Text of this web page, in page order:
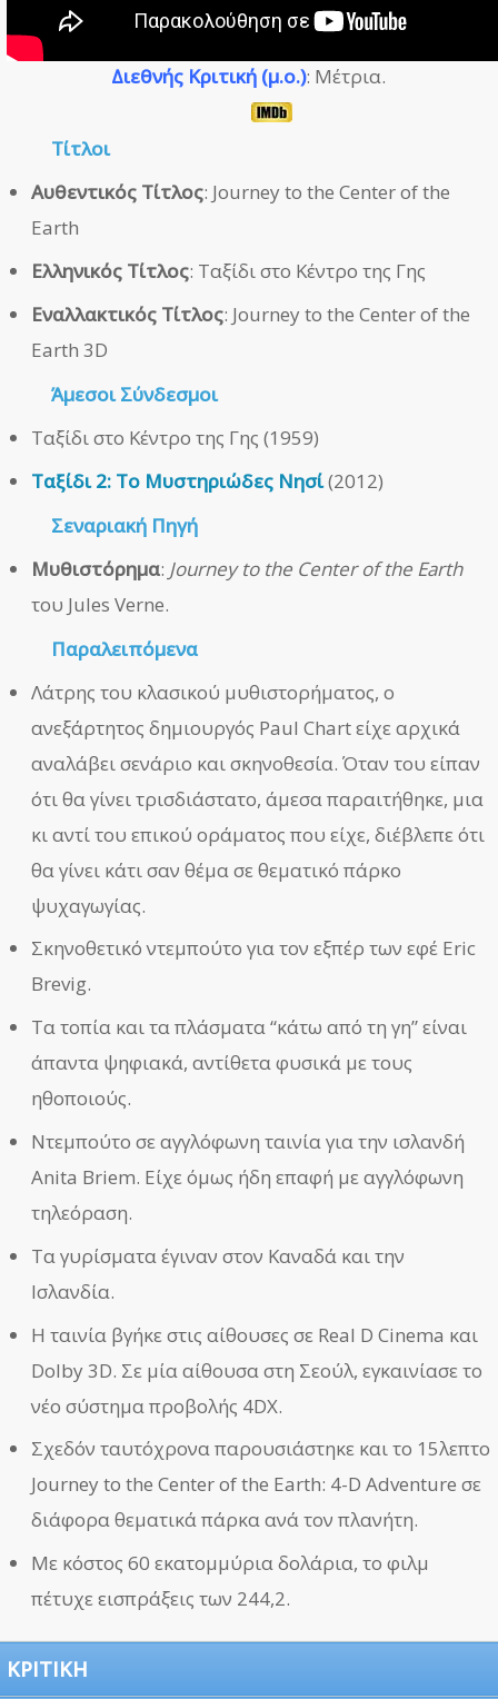
Διεθνής Κριτική (μ.ο.): Μέτρια.
Τίτλοι
Αυθεντικός Τίτλος: Journey to the Center of the
Earth
Ελληνικός Τίτλος: Ταξίδι στο Κέντρο της Γης
Εναλλακτικός Τίτλος: Journey to the Center of the
Earth 3D
ΆμεσοιΣύνδεσμοι
Ταξίδι στο Κέντρο της Γης (1959)
Ταξίδι 2: Το Μυστηριώδες Νησί(2012)
Σεναριακή Πηγή
Μυθιστόρημα: Journey to the Center of the Earth
του Jules Verne.
Παραλειπόμενα
Λάτρης του κλασικού μυθιστορήματος, ο
ανεξάρτητος δημιουργός Paul Chart είχε αρχικά
αναλάβει σενάριο και σκηνοθεσία. Όταν του είπαν
ότι θα γίνει τρισδιάστατο, άμεσα παραιτήθηκε, μια
κι αντί του επικού οράματος που είχε, διέβλεπε ότι
θα γίνει κάτι σαν θέμα σε θεματικό πάρκο
ψυχαγωγίας.
Σκηνοθετικό ντεμπούτο για τον εξπέρ των εφέ Eric
Brevig.
Τα τοπία και τα πλάσματα “κάτω από τη γη” είναι
άπαντα ψηφιακά, αντίθετα φυσικά με τους
ηθοποιούς.
Ντεμπούτο σε αγγλόφωνη ταινία για την ισλανδή
Anita Briem. Είχε όμως ήδη επαφή με αγγλόφωνη
τηλεόραση.
Τα γυρίσματα έγιναν στον Καναδά και την
Ισλανδία.
Η ταινία βγήκε στις αίθουσες σε Real D Cinema και
Dolby 3D. Σε μία αίθουσα στη Σεούλ, εγκαινίασε το
νέο σύστημα προβολής 4DX.
Σχεδόν ταυτόχρονα παρουσιάστηκε και το 15λεπτο
Journey to the Center of the Earth: 4-D Adventure σε
διάφορα θεματικά πάρκα ανά τον πλανήτη.
Με κόστος 60 εκατομμύρια δολάρια, το φιλμ
πέτυχε εισπράξεις των 244,2.
ΚΡΙΤΙΚΗ